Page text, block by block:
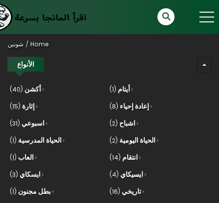
Home شونين
الأنواع
أكشن (40) أيتام (1)
إثارة (15) إعادة إحياء (8)
اسبوعي (31) اشباح (2)
الحياة المدرسية (1) الحياة اليومية (2)
العاب (1) انتقام (14)
ايسكاي (3) ايسيكاي (4)
بطل مجنون (1) تاريخي (16)